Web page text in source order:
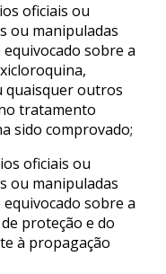
oficiais ou
ou manipuladas
sobre a
quaisquer outros
tratamento
sido comprovado;
oficiais ou
ou manipuladas
sobre a
proteção e do
à propagação